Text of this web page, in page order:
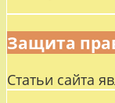
Защита
Статьи сайта